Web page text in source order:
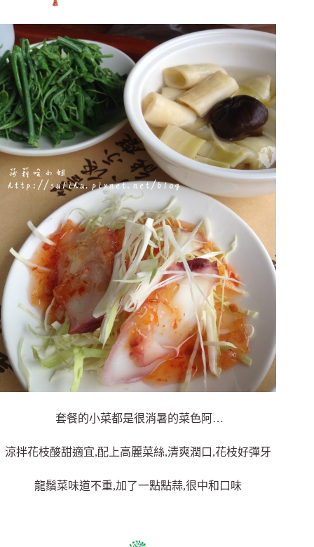
套餐的小菜都是很消暑的菜色阿…
涼拌花枝酸甜適宜,配上高麗菜絲,清爽潤口,花枝好彈牙
龍鬚菜味道不重,加了一點點蒜,很中和口味